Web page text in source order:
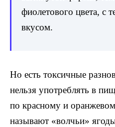
фиолетового цвета, с
вкусом.
Но есть токсичные
нельзя употреблять в
по красному и
называют «волчьи»